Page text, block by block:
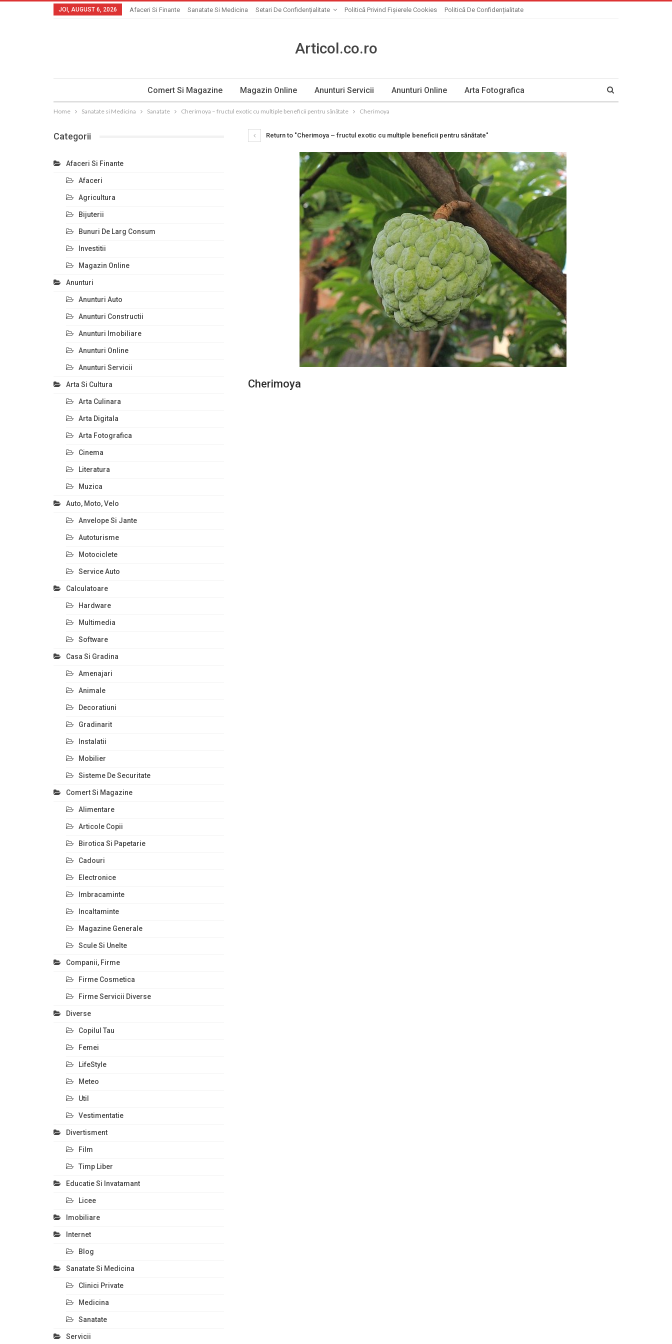
JOI, AUGUST 6, 2026 Afaceri Si Finante Sanatate Si Medicina Setari De Confidențialitate Politică Privind Fișierele Cookies Politică De Confidențialitate
Articol.co.ro
Comert Si Magazine Magazin Online Anunturi Servicii Anunturi Online Arta Fotografica
Home Sanatate si Medicina Sanatate Cherimoya – fructul exotic cu multiple beneficii pentru sănătate Cherimoya
Return to "Cherimoya – fructul exotic cu multiple beneficii pentru sănătate"
Cherimoya
Categorii
Afaceri Si Finante
Afaceri
Agricultura
Bijuterii
Bunuri De Larg Consum
Investitii
Magazin Online
Anunturi
Anunturi Auto
Anunturi Constructii
Anunturi Imobiliare
Anunturi Online
Anunturi Servicii
Arta Si Cultura
Arta Culinara
Arta Digitala
Arta Fotografica
Cinema
Literatura
Muzica
Auto, Moto, Velo
Anvelope Si Jante
Autoturisme
Motociclete
Service Auto
Calculatoare
Hardware
Multimedia
Software
Casa Si Gradina
Amenajari
Animale
Decoratiuni
Gradinarit
Instalatii
Mobilier
Sisteme De Securitate
Comert Si Magazine
Alimentare
Articole Copii
Birotica Si Papetarie
Cadouri
Electronice
Imbracaminte
Incaltaminte
Magazine Generale
Scule Si Unelte
Companii, Firme
Firme Cosmetica
Firme Servicii Diverse
Diverse
Copilul Tau
Femei
LifeStyle
Meteo
Util
Vestimentatie
Divertisment
Film
Timp Liber
Educatie Si Invatamant
Licee
Imobiliare
Internet
Blog
Sanatate Si Medicina
Clinici Private
Medicina
Sanatate
Servicii